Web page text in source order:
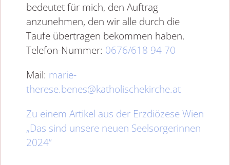
bedeutet für mich, den Auftrag
anzunehmen, den wir alle durch die
Taufe übertragen bekommen haben.
Telefon-Nummer: 0676/618 94 70
Mail: marie-
therese.benes@katholischekirche.at
Zu einem Artikel aus der Erzdiözese Wien
„Das sind unsere neuen Seelsorgerinnen
2024“